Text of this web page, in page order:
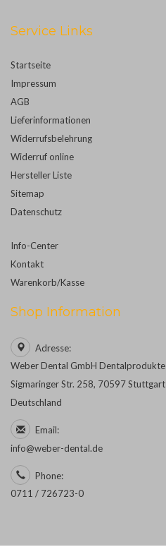
Service Links
Startseite
Impressum
AGB
Lieferinformationen
Widerrufsbelehrung
Widerruf online
Hersteller Liste
Sitemap
Datenschutz
Info-Center
Kontakt
Warenkorb/Kasse
Shop Information
Adresse:
Weber Dental GmbH Dentalprodukte
Sigmaringer Str. 258, 70597 Stuttgart
Deutschland
Email:
info@weber-dental.de
Phone:
0711 / 726723-0